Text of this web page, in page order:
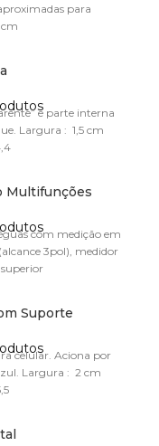
para
e parte interna
Largura : 1,5 cm
Multifunções
com medição em
3pol), medidor
Suporte
celular. Aciona por
Largura : 2 cm